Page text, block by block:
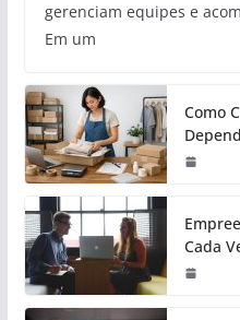
gerenciam equipes e
Em um
Como
Cada